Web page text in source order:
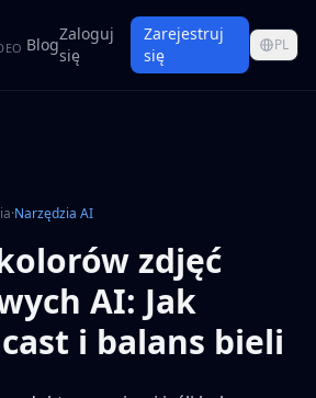
Blog
Zaloguj
się
Zarejestruj
się
PL
·Narzędzia AI
zdjęć
AI: Jak
i balans bieli